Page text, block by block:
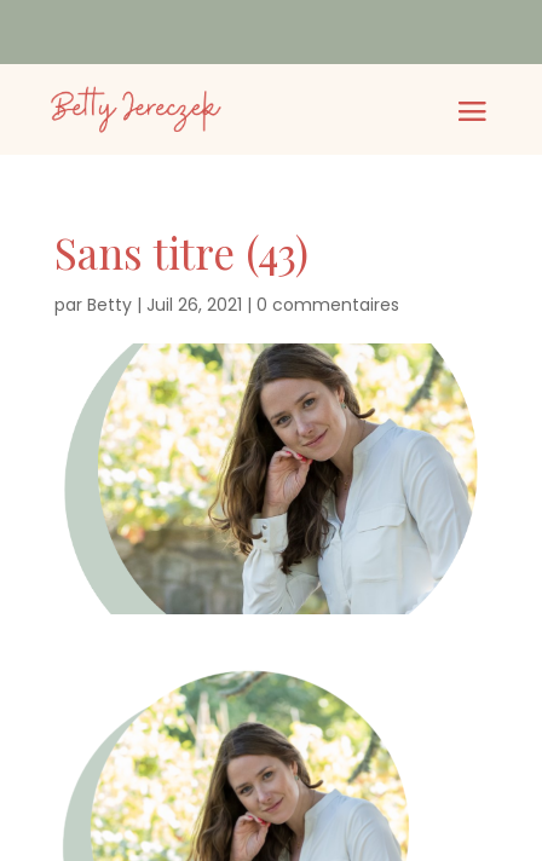
Sans titre (43)
par Betty| Juil 26, 2021 | 0 commentaires